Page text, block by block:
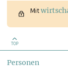
Mit
TOP
Personen